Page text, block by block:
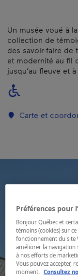
Un musée voué à
collection de
des savoir-faire de
et modernité au fil
jusqu’au fleuve et
Carte et
Préférences pour
Bonjour Québec et
témoins (cookies) sur
fonctionnement du site
améliorer la navigation
à nos efforts de
Vous pouvez accepter,
moment.
Consultez